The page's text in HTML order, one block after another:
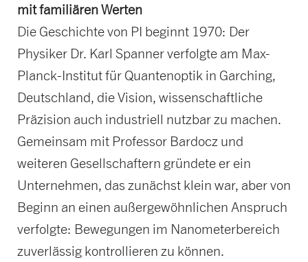
mit familiären Werten
Die Geschichte von PI beginnt 1970: Der
Physiker Dr. Karl Spanner verfolgte am Max-
Planck-Institut für Quantenoptik in Garching,
Deutschland, die Vision, wissenschaftliche
Präzision auch industriell nutzbar zu machen.
Gemeinsam mit Professor Bardocz und
weiteren Gesellschaftern gründete er ein
Unternehmen, das zunächst klein war, aber von
Beginn an einen außergewöhnlichen Anspruch
verfolgte: Bewegungen im Nanometerbereich
zuverlässig kontrollieren zu können.